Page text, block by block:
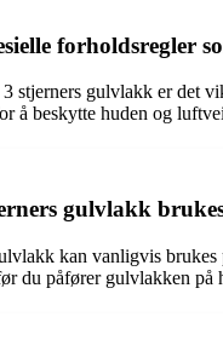
forholdsregler
stjerners gulvlakk er det
å beskytte huden og
gulvlakk
kan vanligvis
du påfører gulvlakken på